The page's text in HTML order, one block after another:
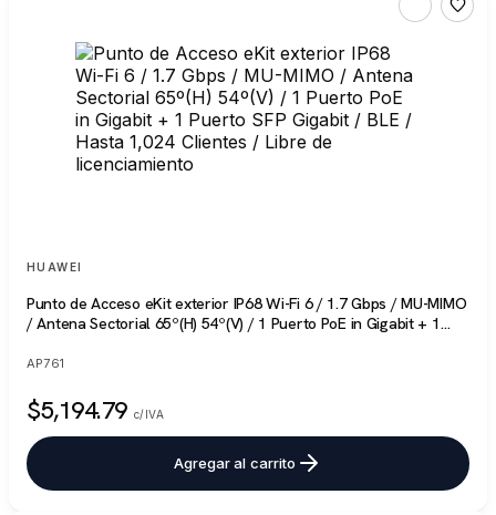
HUAWEI
Punto de Acceso eKit exterior IP68 Wi-Fi 6 / 1.7 Gbps / MU-MIMO
/ Antena Sectorial 65º(H) 54º(V) / 1 Puerto PoE in Gigabit + 1
licenciamiento
AP761
$5,194.79 c/IVA
Agregar al carrito